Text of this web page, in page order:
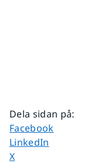
Dela sidan på:
Dela sidan på
Facebook
Dela sidan på
LinkedIn
Dela sidan på
X